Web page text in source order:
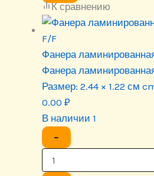
К сравнению
Фанера
Фанера
Размер: 2.44 × 1.22 см
0.00 ₽
В наличии 1
−